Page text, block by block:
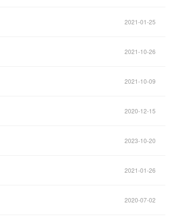
2021-01-25
2021-10-26
2021-10-09
2020-12-15
2023-10-20
2021-01-26
2020-07-02